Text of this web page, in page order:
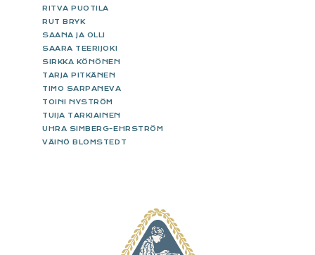
RITVA PUOTILA
RUT BRYK
SAANA JA OLLI
SAARA TEERIJOKI
SIRKKA KÖNÖNEN
TARJA PITKÄNEN
TIMO SARPANEVA
TOINI NYSTRÖM
TUIJA TARKIAINEN
UHRA SIMBERG-EHRSTRÖM
VÄINÖ BLOMSTEDT